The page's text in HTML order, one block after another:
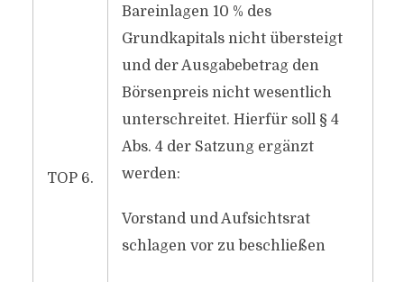
TOP 6.
Bareinlagen 10 % des
Grundkapitals nicht übersteigt
und der Ausgabebetrag den
Börsenpreis nicht wesentlich
unterschreitet. Hierfür soll § 4
Abs. 4 der Satzung ergänzt
werden:
Vorstand und Aufsichtsrat
schlagen vor zu beschließen